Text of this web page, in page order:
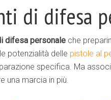
di difesa
difesa personale che
potenzialità delle pistole al
specifica. Ma
una marcia in più.